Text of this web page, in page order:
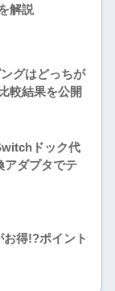
解説
グはどっちが
較結果を公開
ドック代
アダプタでテ
得!?ポイント